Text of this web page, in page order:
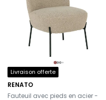
Livraison offerte
RENATO
-
Fauteuil avec pieds en acier -